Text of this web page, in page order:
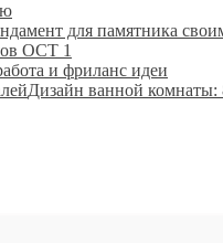
для памятника
ОСТ 1
и фриланс идеи
Дизайн ванной комнаты: